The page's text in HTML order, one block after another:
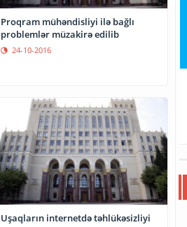
Proqram mühəndisliyi ilə bağlı
problemlər müzakirə edilib
24-10-2016
Uşaqların internetdə təhlükəsizliyi